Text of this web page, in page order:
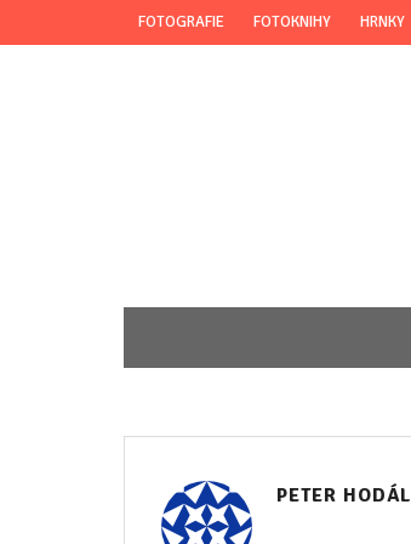
FOTOGRAFIE FOTOKNIHY HRNKY
PETER HODÁL